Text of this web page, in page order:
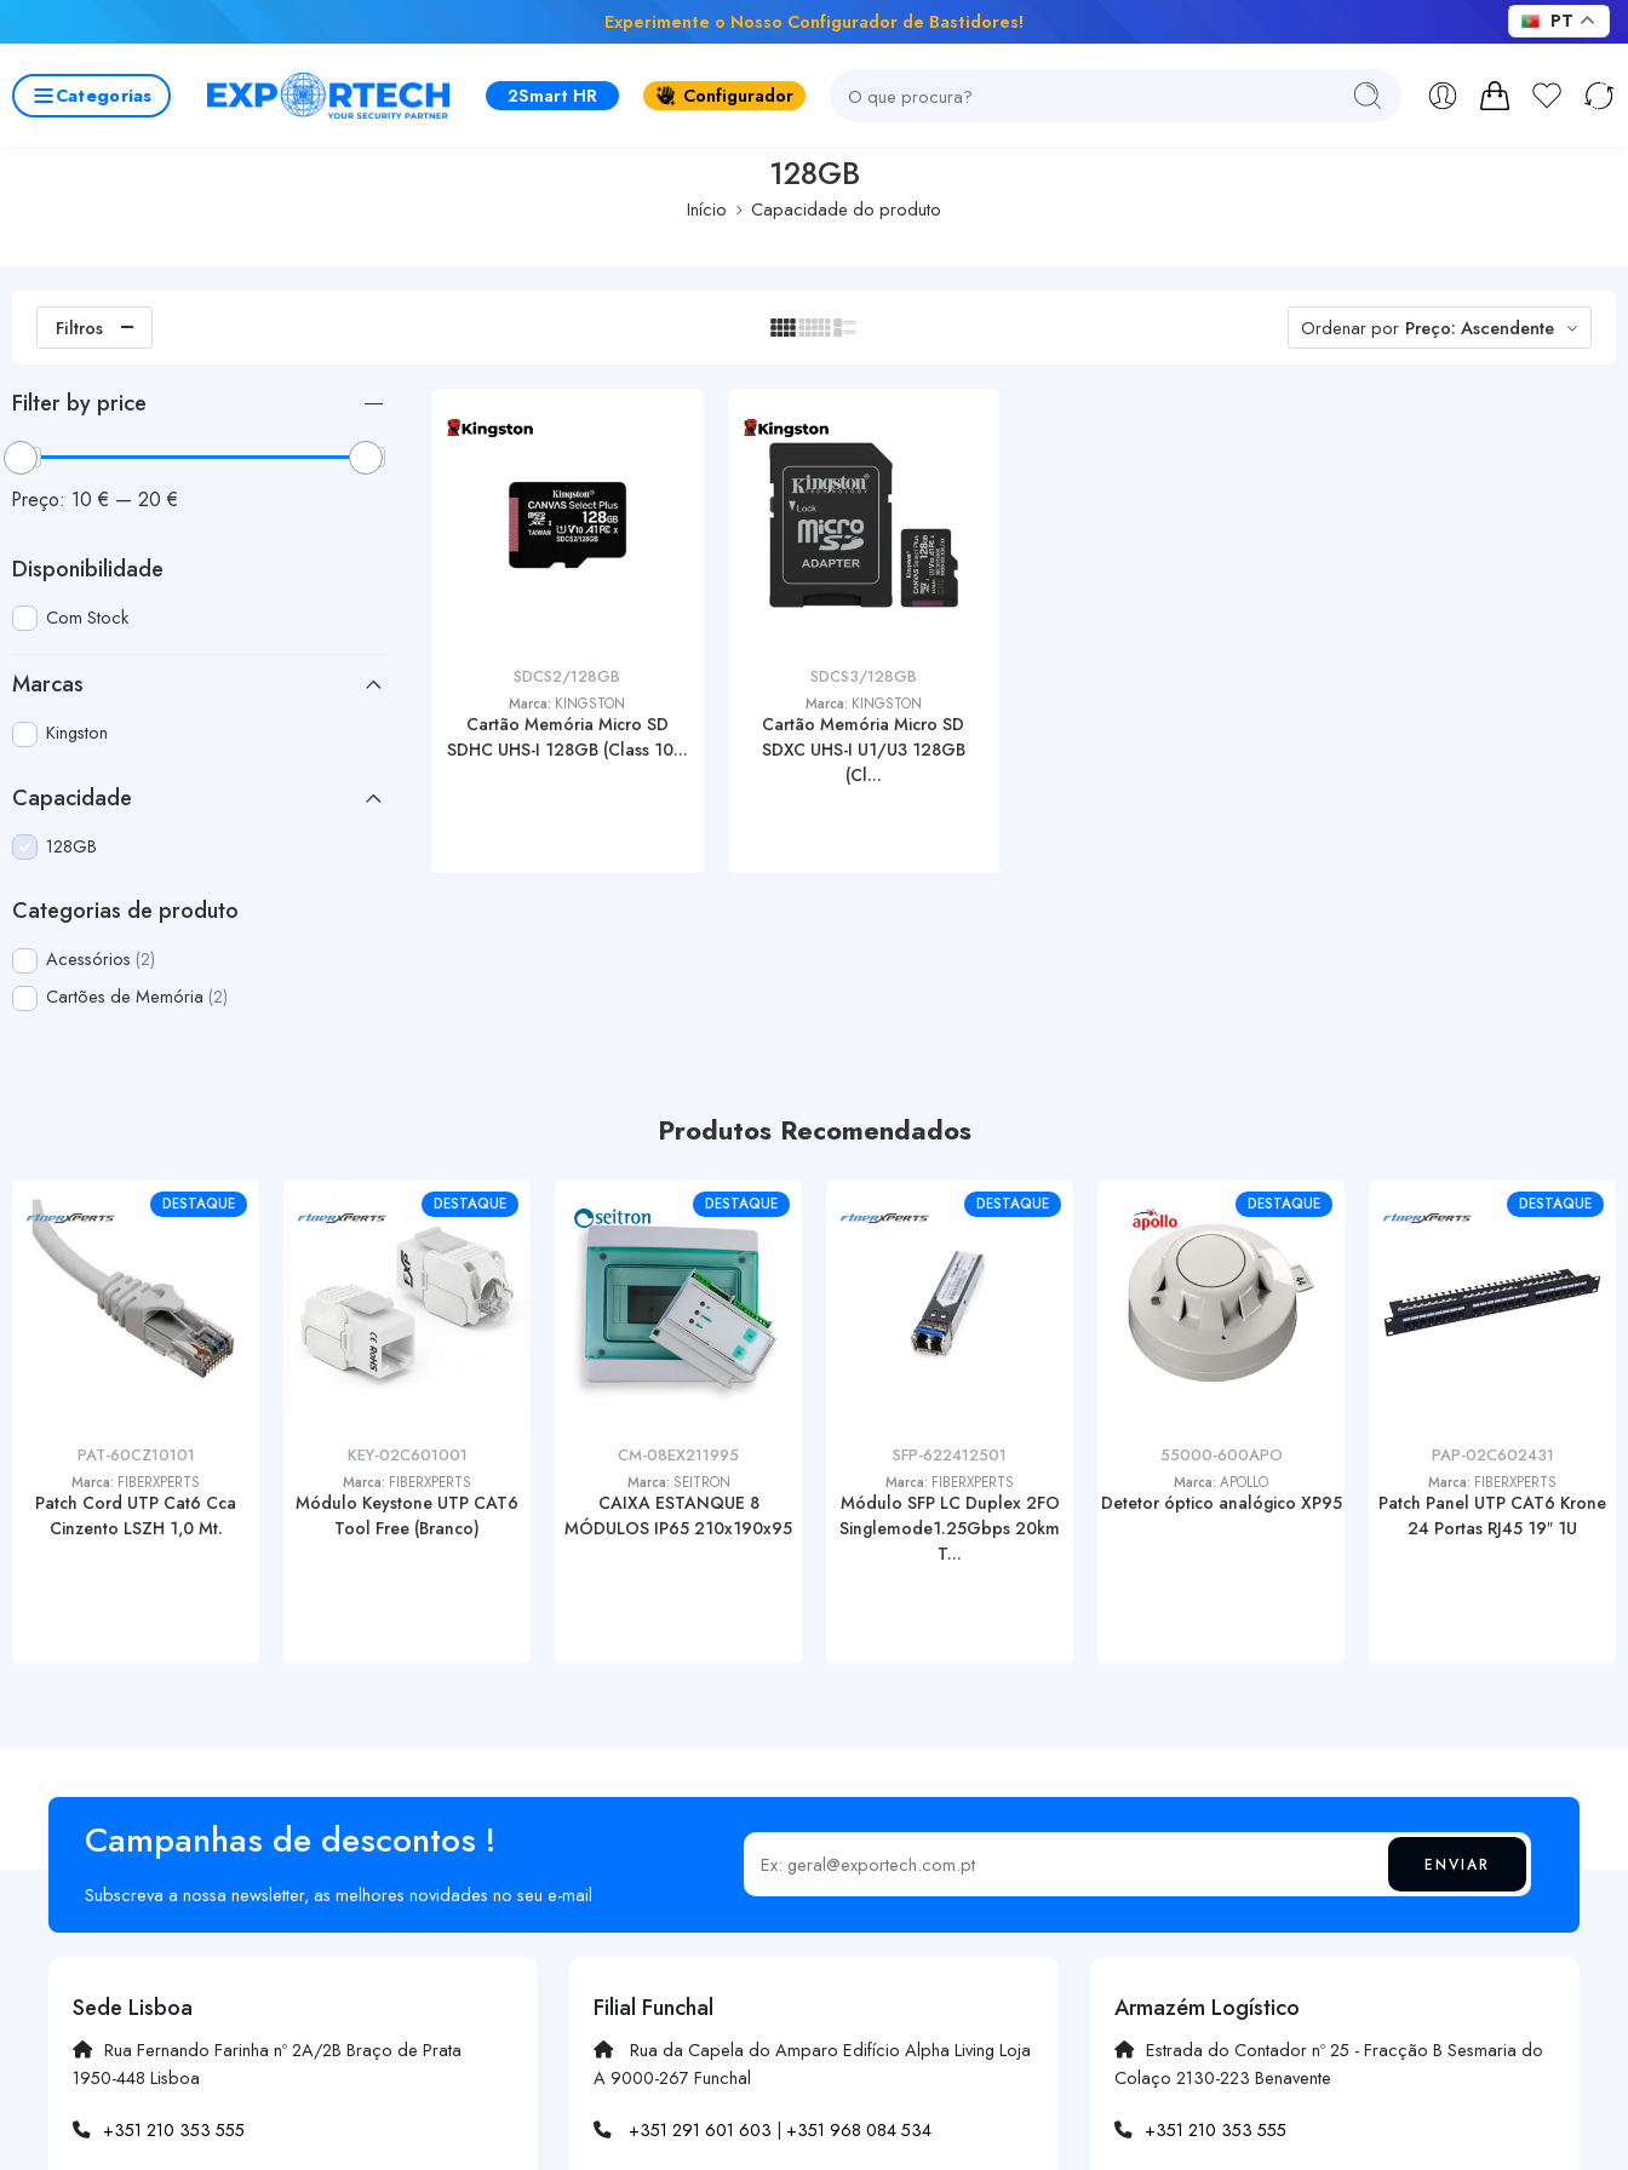
Experimente o Nosso Configurador de Bastidores!
Categorias 2Smart HR Configurador
128GB
Início Capacidade do produto
Filtros Ordenar por Preço: Ascendente
SDCS2/128GB
Marca: KINGSTON
Cartão Memória Micro SD
SDHC UHS-I 128GB (Class 10...
SDCS3/128GB
Marca: KINGSTON
Cartão Memória Micro SD
SDXC UHS-I U1/U3 128GB
(Cl...
Filter by price
Preço: 10 € — 20 €
Disponibilidade
Com Stock
Marcas
Kingston
Capacidade
128GB
Categorias de produto
Acessórios 2
Cartões de Memória 2
Produtos Recomendados
DESTAQUE
PAT-60CZ10101
Marca: FIBERXPERTS
Patch Cord UTP Cat6 Cca
Cinzento LSZH 1,0 Mt.
DESTAQUE
KEY-02C601001
Marca: FIBERXPERTS
Módulo Keystone UTP CAT6
Tool Free (Branco)
DESTAQUE
CM-08EX211995
Marca: SEITRON
CAIXA ESTANQUE 8
MÓDULOS IP65 210x190x95
DESTAQUE
SFP-622412501
Marca: FIBERXPERTS
Módulo SFP LC Duplex 2FO
Singlemode1.25Gbps 20km
T...
DESTAQUE
55000-600APO
Marca: APOLLO
Detetor óptico analógico XP95
DESTAQUE
PAP-02C602431
Marca: FIBERXPERTS
Patch Panel UTP CAT6 Krone
24 Portas RJ45 19″ 1U
Campanhas de descontos !
Subscreva a nossa newsletter, as melhores novidades no seu e-mail
Insira o seu email ENVIAR
Sede Lisboa
Rua Fernando Farinha nº 2A/2B Braço de Prata
1950-448 Lisboa
+351 210 353 555
Filial Funchal
Rua da Capela do Amparo Edifício Alpha Living Loja
A 9000-267 Funchal
+351 291 601 603 | +351 968 084 534
Armazém Logístico
Estrada do Contador nº 25 - Fracção B Sesmaria do
Colaço 2130-223 Benavente
+351 210 353 555
PT